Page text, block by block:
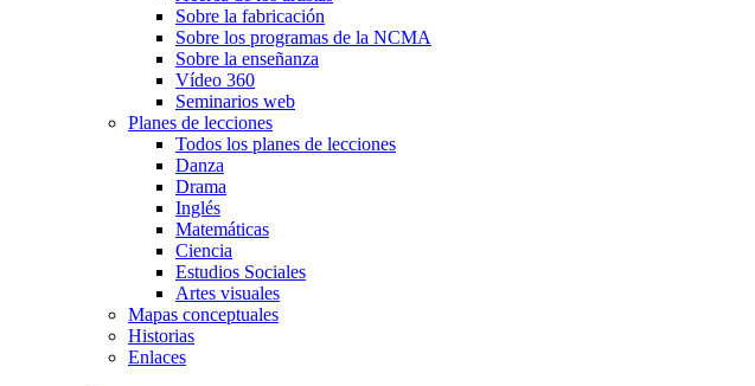
Sobre la fabricación
Sobre los programas de la NCMA
Sobre la enseñanza
Vídeo 360
Seminarios web
Planes de lecciones
Todos los planes de lecciones
Danza
Drama
Inglés
Matemáticas
Ciencia
Estudios Sociales
Artes visuales
Mapas conceptuales
Historias
Enlaces